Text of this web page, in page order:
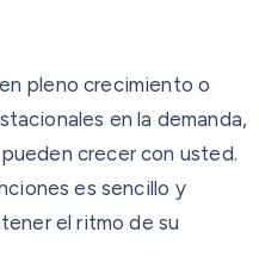
pleno crecimiento o
en la demanda,
crecer con usted.
es sencillo y
el ritmo de su